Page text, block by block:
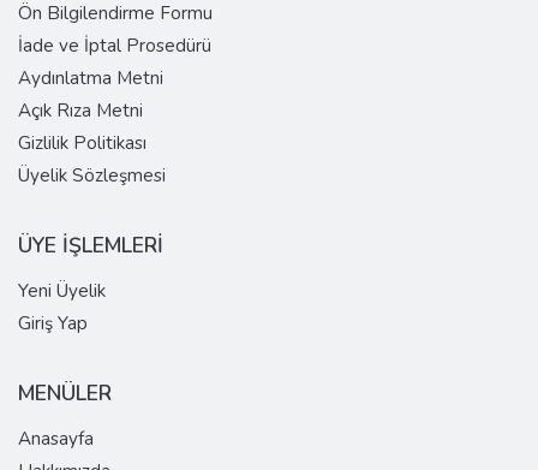
Ön Bilgilendirme Formu
İade ve İptal Prosedürü
Aydınlatma Metni
Açık Rıza Metni
Gizlilik Politikası
Üyelik Sözleşmesi
ÜYE İŞLEMLERİ
Yeni Üyelik
Giriş Yap
MENÜLER
Anasayfa